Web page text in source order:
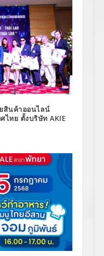
สินค้าออนไลน์
ไทย ตั้งบริษัท AKIE